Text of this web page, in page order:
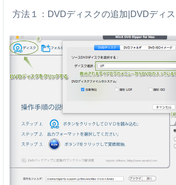
方法１：DVDディスクの追加|DVDディ